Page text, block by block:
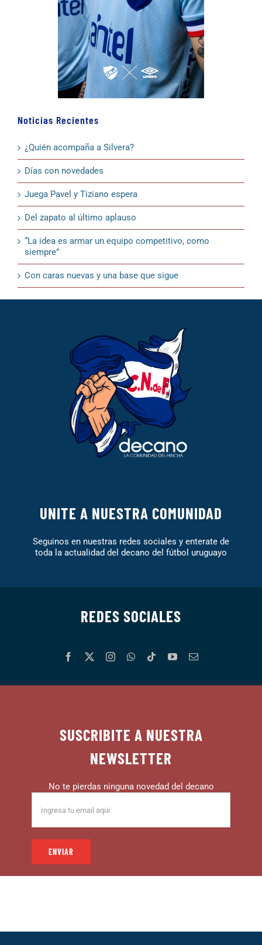
Noticias Recientes
¿Quién acompaña a Silvera?
Días con novedades
Juega Pavel y Tiziano espera
Del zapato al último aplauso
“La idea es armar un equipo competitivo, como
siempre”
Con caras nuevas y una base que sigue
UNITE A NUESTRA COMUNIDAD
Seguinos en nuestras redes sociales y enterate de
toda la actualidad del decano del fútbol uruguayo
REDES SOCIALES
SUSCRIBITE A NUESTRA
NEWSLETTER
No te pierdas ninguna novedad del decano